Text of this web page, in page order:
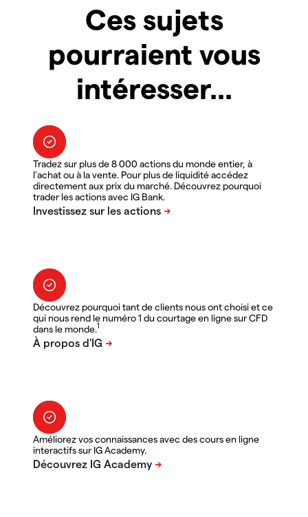
Ces sujets
pourraient vous
intéresser...
Tradez sur plus de 8 000 actions du monde entier, à
l'achat ou à la vente. Pour plus de liquidité accédez
directement aux prix du marché. Découvrez pourquoi
trader les actions avec IG Bank.
Découvrez pourquoi tant de clients nous ont choisi et ce
qui nous rend le numéro 1 du courtage en ligne sur CFD
dans le monde.1
Améliorez vos connaissances avec des cours en ligne
interactifs sur IG Academy.